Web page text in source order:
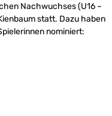
Nachwuchses (U16 –
statt. Dazu haben
nominiert: